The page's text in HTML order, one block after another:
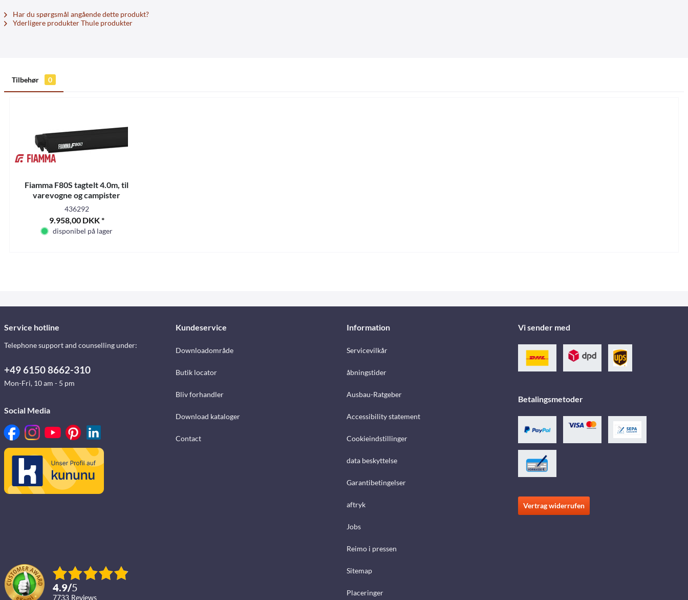
Har du spørgsmål angående dette produkt?
Yderligere produkter Thule produkter
Tilbehør 0
Fiamma F80S tagtelt 4.0m, til
varevogne og campister
436292
9.958,00 DKK *
disponibel på lager
Service hotline
Telephone support and counselling under:
+49 6150 8662-310
Mon-Fri, 10 am - 5 pm
Social Media
4.9/5
7733 reviews
Kundeservice
Downloadområde
Butik locator
Bliv forhandler
Download kataloger
Contact
Information
Servicevilkår
åbningstider
Ausbau-Ratgeber
Accessibility statement
Cookieindstillinger
data beskyttelse
Garantibetingelser
aftryk
Jobs
Reimo i pressen
Sitemap
Placeringer
Vi sender med
Betalingsmetoder
Vertrag widerrufen